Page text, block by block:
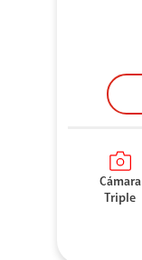
Cámara
Triple